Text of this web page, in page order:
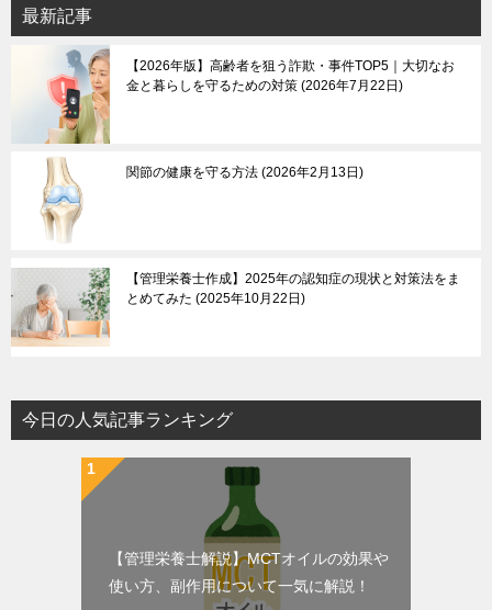
最新記事
【2026年版】高齢者を狙う詐欺・事件TOP5｜大切なお
金と暮らしを守るための対策 2026年7月22日
関節の健康を守る方法 2026年2月13日
【管理栄養士作成】2025年の認知症の現状と対策法をま
とめてみた 2025年10月22日
今日の人気記事ランキング
【管理栄養士解説】MCTオイルの効果や
使い方、副作用について一気に解説！